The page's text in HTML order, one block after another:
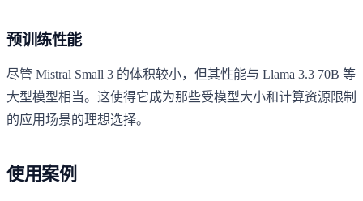
预训练性能
尽管 Mistral Small 3 的体积较小，但其性能与 Llama 3.3 70B 等
大型模型相当。这使得它成为那些受模型大小和计算资源限制
的应用场景的理想选择。
使用案例